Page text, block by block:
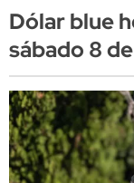
Dólar blue
sábado 8